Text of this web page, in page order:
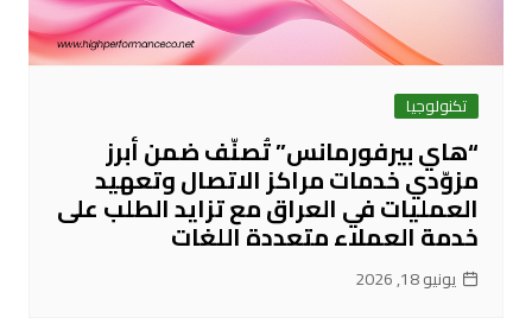
تكنولوجيا
“هاي بيرفورمانس” تُصنّف ضمن أبرز
مزوّدي خدمات مراكز الاتصال وتعهيد
العمليات في العراق مع تزايد الطلب على
خدمة العملاء متعددة اللغات
يونيو 18, 2026